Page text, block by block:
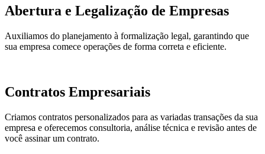
Abertura e Legalização de Empresas
Auxiliamos do planejamento à formalização legal, garantindo que
sua empresa comece operações de forma correta e eficiente.
Contratos Empresariais
Criamos contratos personalizados para as variadas transações da sua
empresa e oferecemos consultoria, análise técnica e revisão antes de
você assinar um contrato.